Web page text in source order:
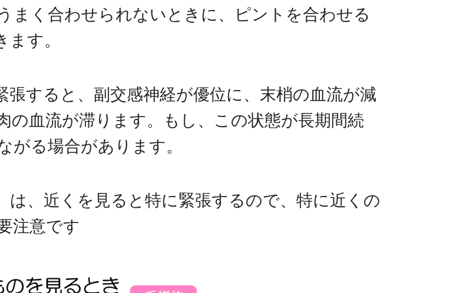
まく合わせられないときに、ピントを合わせる
す。
張すると、副交感神経が優位に、末梢の血流が減
の血流が滞ります。もし、この状態が長期間続
がる場合があります。
は、近くを見ると特に緊張するので、特に近くの
注意です